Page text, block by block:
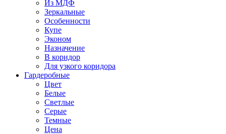
Из МДФ
Зеркальные
Особенности
Купе
Эконом
Назначение
В коридор
Для узкого коридора
Гардеробные
Цвет
Белые
Светлые
Серые
Темные
Цена